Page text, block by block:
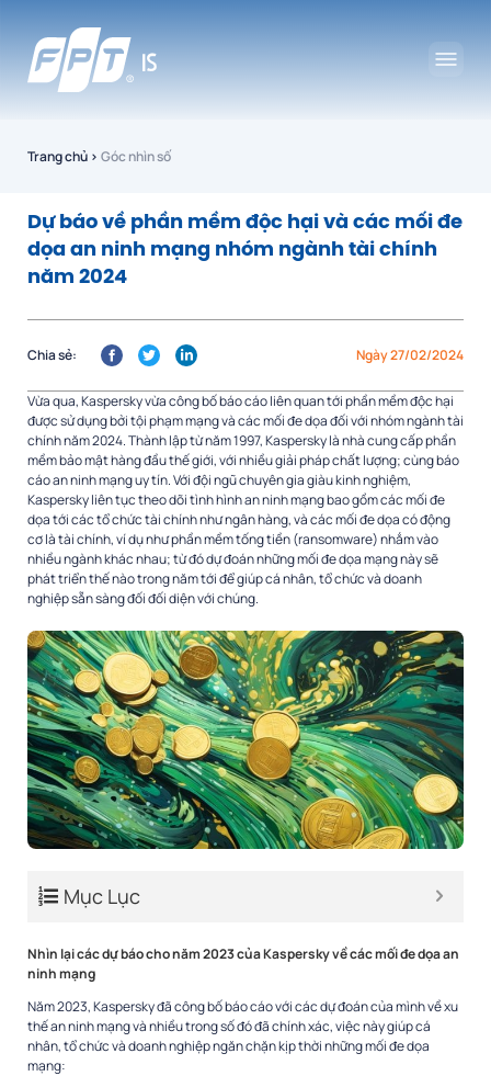
Trang chủ › Góc nhìn số
Dự báo về phần mềm độc hại và các mối đe
dọa an ninh mạng nhóm ngành tài chính
năm 2024
Ngày 27/02/2024
Chia sẻ:
Vừa qua, Kaspersky vừa công bốbáo cáo liên quan tới phần mềm độc hại
được sử dụng bởi tội phạm mạng và các mối đe dọa đối với nhóm ngành tài
chính năm 2024.Thành lập từ năm 1997, Kaspersky là nhà cung cấp phần
mềm bảo mật hàng đầu thế giới, với nhiều giải pháp chất lượng; cùng báo
cáo an ninh mạng uy tín. Với đội ngũ chuyên gia giàu kinh nghiệm,
Kaspersky liên tục theo dõi tình hình an ninh mạng bao gồm các mối đe
dọa tới các tổ chức tài chính như ngân hàng, và các mối đe dọa có động
cơ là tài chính, ví dụ như phần mềm tống tiền (ransomware) nhắm vào
nhiều ngành khác nhau;từ đó dự đoán những mối đe dọa mạng này sẽ
phát triển thế nào trong năm tới để giúp cá nhân, tổ chức và doanh
nghiệp sẵn sàngđối đối diện với chúng.
Mục Lục
Nhìn lại các dự báo cho năm 2023 của Kaspersky về các mối đe dọa an
ninh mạng
Năm 2023, Kaspersky đã công bố báo cáo với các dự đoán của mình về xu
thế an ninh mạng và nhiều trong số đó đã chính xác, việc này giúp cá
nhân, tổ chức và doanh nghiệp ngăn chặn kịp thời những mối đe dọa
mạng: